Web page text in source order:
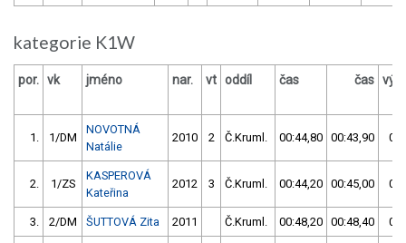
kategorie K1W
por. vk jméno nar. vt oddíl čas čas
1. 1/DM
NOVOTNÁ
Natálie
2010 2 Č.Kruml. 00:44,80 00:43,90
2. 1/ZS
KASPEROVÁ
Kateřina
2012 3 Č.Kruml. 00:44,20 00:45,00
3. 2/DM ŠUTTOVÁ Zita 2011 Č.Kruml. 00:48,20 00:48,40